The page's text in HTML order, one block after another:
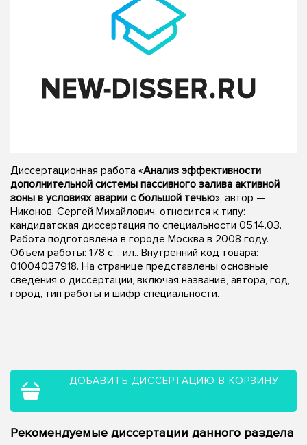
Диссертационная работа «Анализ эффективности
дополнительной системы пассивного залива активной
зоны в условиях аварии с большой течью», автор —
Никонов, Сергей Михайлович, относится к типу:
кандидатская диссертация по специальности 05.14.03.
Работа подготовлена в городе Москва в 2008 году.
Объем работы: 178 с. : ил.. Внутренний код товара:
01004037918. На странице представлены основные
сведения о диссертации, включая название, автора, год,
город, тип работы и шифр специальности.
ДОБАВИТЬ ДИССЕРТАЦИЮ В КОРЗИНУ
Рекомендуемые диссертации данного раздела